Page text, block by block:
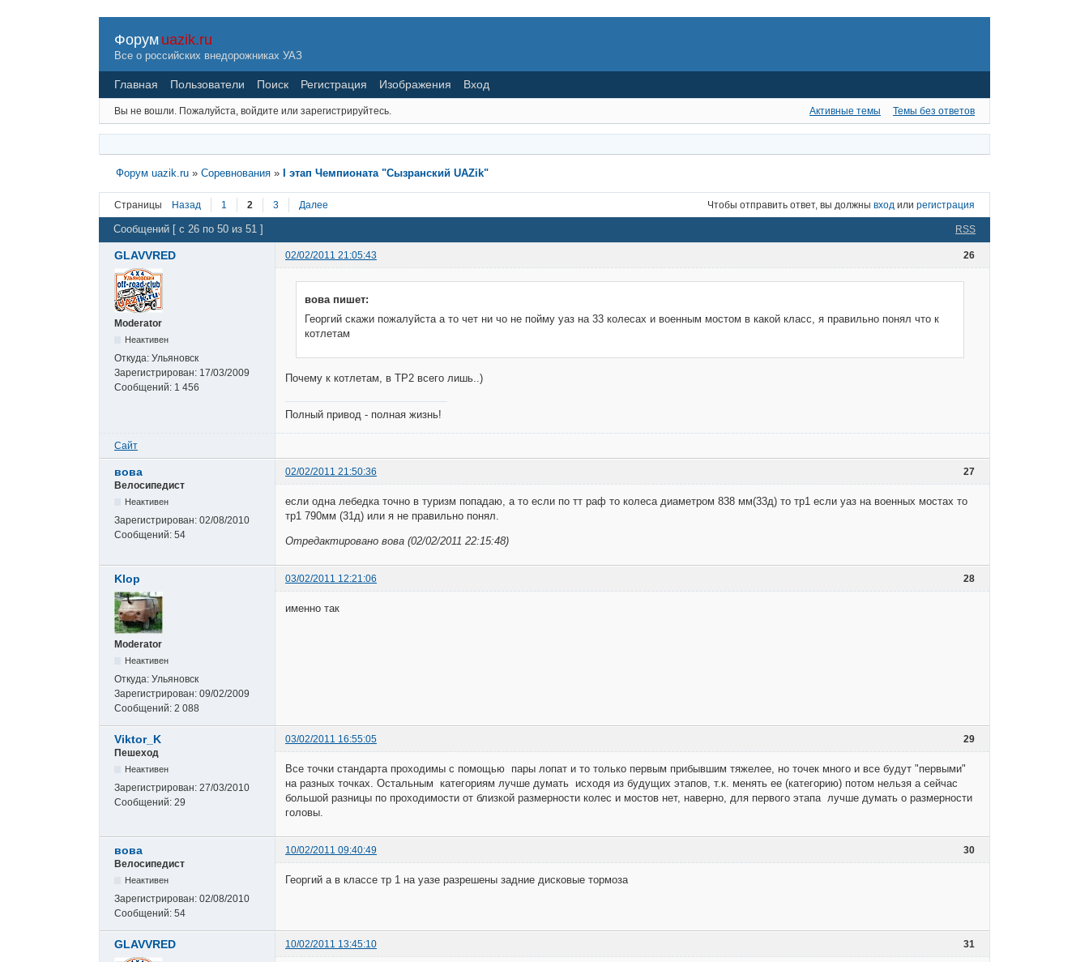
Форум uazik.ru
Все о российских внедорожниках УАЗ
Главная Пользователи Поиск Регистрация Изображения Вход
Вы не вошли. Пожалуйста, войдите или зарегистрируйтесь. Активные темы Темы без ответов
Форум uazik.ru » Соревнования » I этап Чемпионата "Сызранский UAZik"
Страницы Назад 1 2 3 Далее Чтобы отправить ответ, вы должны вход или регистрация
RSS
Сообщений [ с 26 по 50 из 51 ]
26
GLAVVRED 02/02/2011 21:05:43
Moderator
Неактивен
Откуда: Ульяновск
Зарегистрирован: 17/03/2009
Сообщений: 1 456
вова пишет:
Георгий скажи пожалуйста а то чет ни чо не пойму уаз на 33 колесах и военным мостом в какой класс, я правильно понял что к
котлетам
Почему к котлетам, в ТР2 всего лишь..)
Полный привод - полная жизнь!
Сайт
27
вова
02/02/2011 21:50:36
Велосипедист
Неактивен
Зарегистрирован: 02/08/2010
Сообщений: 54
если одна лебедка точно в туризм попадаю, а то если по тт раф то колеса диаметром 838 мм(33д) то тр1 если уаз на военных мостах то
тр1 790мм (31д) или я не правильно понял.
Отредактировано вова (02/02/2011 22:15:48)
28
Klop 03/02/2011 12:21:06
Moderator
Неактивен
Откуда: Ульяновск
Зарегистрирован: 09/02/2009
Сообщений: 2 088
именно так
29
Viktor_K
03/02/2011 16:55:05
Пешеход
Неактивен
Зарегистрирован: 27/03/2010
Сообщений: 29
Все точки стандарта проходимы с помощью пары лопат и то только первым прибывшим тяжелее, но точек много и все будут "первыми"
на разных точках. Остальным категориям лучше думать исходя из будущих этапов, т.к. менять ее (категорию) потом нельзя а сейчас
большой разницы по проходимости от близкой размерности колес и мостов нет, наверно, для первого этапа лучше думать о размерности
головы.
30
вова
10/02/2011 09:40:49
Велосипедист
Неактивен
Зарегистрирован: 02/08/2010
Сообщений: 54
Георгий а в классе тр 1 на уазе разрешены задние дисковые тормоза
31
GLAVVRED 10/02/2011 13:45:10